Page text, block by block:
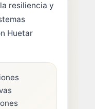
resiliencia y
Huetar